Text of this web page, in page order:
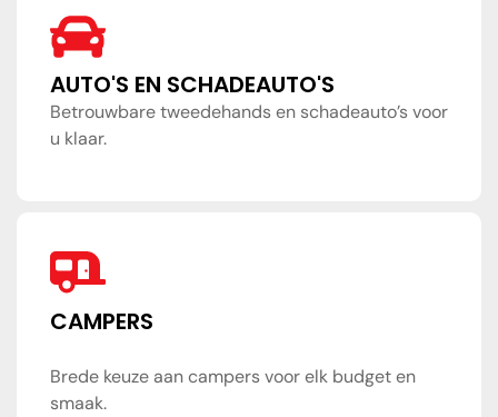
AUTO'S EN SCHADEAUTO'S
Betrouwbare tweedehands en schadeauto’s voor
u klaar.
CAMPERS
Brede keuze aan campers voor elk budget en
smaak.